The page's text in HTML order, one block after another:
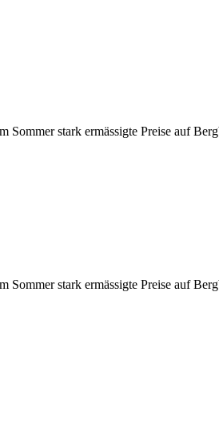
stark ermässigte Preise auf
stark ermässigte Preise auf